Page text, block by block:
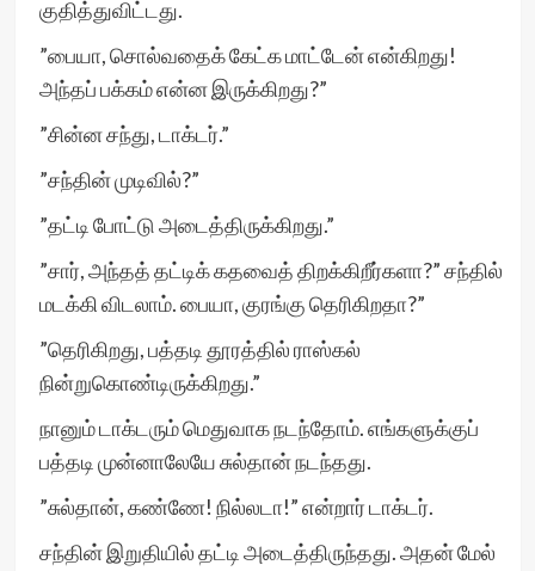
குதித்துவிட்டது.
”பையா, சொல்வதைக் கேட்க மாட்டேன் என்கிறது!
அந்தப் பக்கம் என்ன இருக்கிறது?”
”சின்ன சந்து, டாக்டர்.”
”சந்தின் முடிவில்?”
”தட்டி போட்டு அடைத்திருக்கிறது.”
”சார், அந்தத் தட்டிக் கதவைத் திறக்கிறீர்களா?” சந்தில்
மடக்கி விடலாம். பையா, குரங்கு தெரிகிறதா?”
”தெரிகிறது, பத்தடி தூரத்தில் ராஸ்கல்
நின்றுகொண்டிருக்கிறது.”
நானும் டாக்டரும் மெதுவாக நடந்தோம். எங்களுக்குப்
பத்தடி முன்னாலேயே சுல்தான் நடந்தது.
”சுல்தான், கண்ணே! நில்லடா!” என்றார் டாக்டர்.
சந்தின் இறுதியில் தட்டி அடைத்திருந்தது. அதன் மேல்